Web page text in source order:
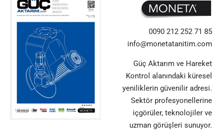
0090 212 252 71 85
info@monetatanitim.com
Güç Aktarım ve Hareket
Kontrol alanındaki küresel
yeniliklerin güvenilir adresi.
Sektör profesyonellerine
içgörüler, teknolojiler ve
uzman görüşleri sunuyor.